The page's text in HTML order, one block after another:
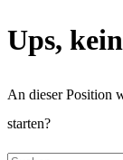
Ups,
An dieser Position
starten?